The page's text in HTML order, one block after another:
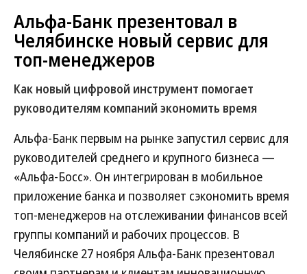
Альфа-Банк презентовал в
Челябинске новый сервис для
топ-менеджеров
Как новый цифровой инструмент помогает
руководителям компаний экономить время
Альфа-Банк первым на рынке запустил сервис для
руководителей среднего и крупного бизнеса —
«Альфа-Босс». Он интегрирован в мобильное
приложение банка и позволяет сэкономить время
топ-менеджеров на отслеживании финансов всей
группы компаний и рабочих процессов. В
Челябинске 27 ноября Альфа-Банк презентовал